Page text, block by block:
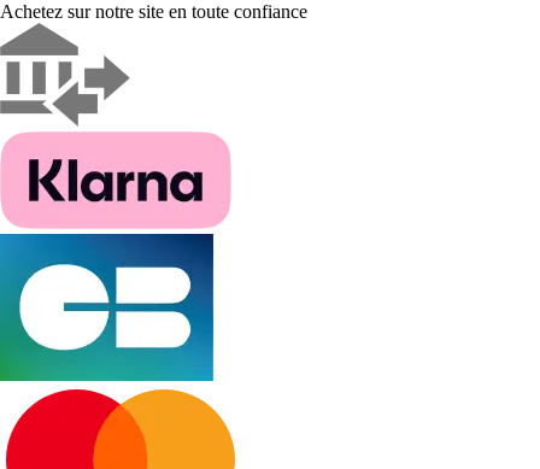
Achetez sur notre site en toute confiance